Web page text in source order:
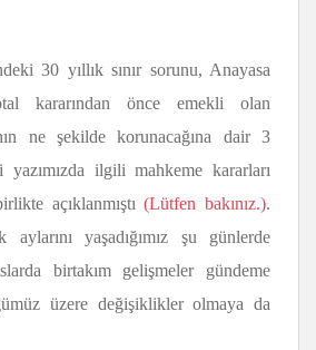
30 yıllık sınır sorunu, Anayasa
kararından önce emekli olan
ne şekilde korunacağına dair 3
ilgili mahkeme kararları
açıklanmıştı(Lütfen bakınız.).
yaşadığımız şu günlerde
birtakım gelişmeler gündeme
üzere değişiklikler olmaya da